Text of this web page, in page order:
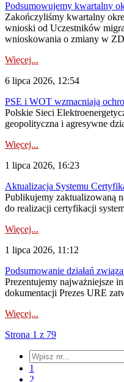
Podsumowujemy kwartalny
Zakończyliśmy kwartalny
wnioski od Uczestników
wnioskowania o zmiany w
Więcej...
6 lipca 2026, 12:54
PSE i WOT wzmacniają
Polskie Sieci
geopolityczna i agresywne
Więcej...
1 lipca 2026, 16:23
Aktualizacja Systemu
Publikujemy zaktualizowaną
do realizacji certyfikacji
Więcej...
1 lipca 2026, 11:12
Podsumowanie działań
Prezentujemy najważniejsze
dokumentacji Prezes URE
Więcej...
Strona 1 z 79
1
2